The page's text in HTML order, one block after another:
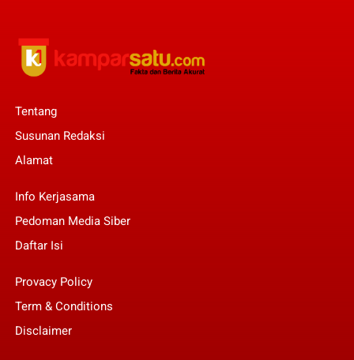
Tentang
Susunan Redaksi
Alamat
Info Kerjasama
Pedoman Media Siber
Daftar Isi
Provacy Policy
Term & Conditions
Disclaimer